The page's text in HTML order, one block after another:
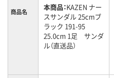
商品名 本商品：KAZEN ナー
スサンダル 25cmブ
ラック 191-95
25.0cm 1足 サンダ
ル（直送品）